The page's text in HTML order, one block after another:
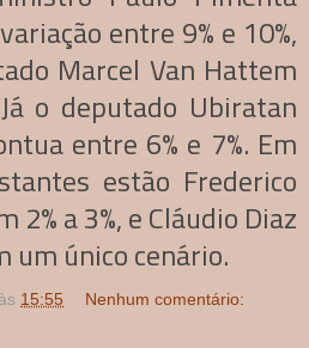
entre 9% e 10%,
Marcel Van Hattem
o deputado Ubiratan
entre 6% e 7%. Em
estão Frederico
2% a 3%, e Cláudio Diaz
um único cenário.
às 15:55 Nenhum comentário: